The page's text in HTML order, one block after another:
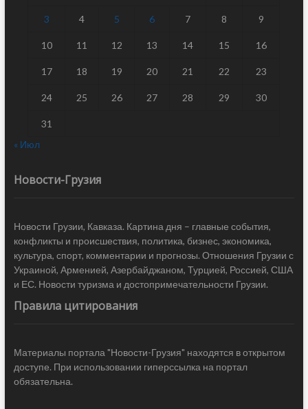
3 4 5 6 7 8 9
10 11 12 13 14 15 16
17 18 19 20 21 22 23
24 25 26 27 28 29 30
31
« Июл
Новости-Грузия
Новости Грузии, Кавказа. Картина дня – главные события,
конфликты и происшествия, политика, бизнес, экономика,
культура, спорт, комментарии и прогнозы. Отношения Грузии с
Украиной, Арменией, Азербайджаном, Турцией, Россией, США
и ЕС. Новости туризма и достопримечательности Грузии.
Правила цитирования
Материалы портала "Новости-Грузия" находятся в открытом
доступе. При использовании гиперссылка на портал
обязательна.